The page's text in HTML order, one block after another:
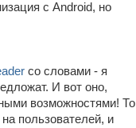
с Android, но
со словами - я
И вот оно,
возможностями! То
пользователей, и